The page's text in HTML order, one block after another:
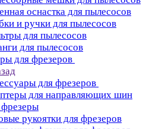
оснастка для пылесосов
и ручки для пылесосов
для пылесосов
для пылесосов
для фрезеров
для фрезеров
для направляющих шин
рукоятки для фрезеров